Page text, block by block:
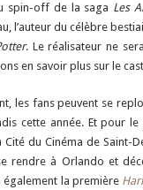
spin-off de la saga Les
l’auteur du célèbre
. Le réalisateur ne
en savoir plus sur le
les fans peuvent se
cette année. Et pour
Cité du Cinéma de Saint-
rendre à Orlando et
également la première